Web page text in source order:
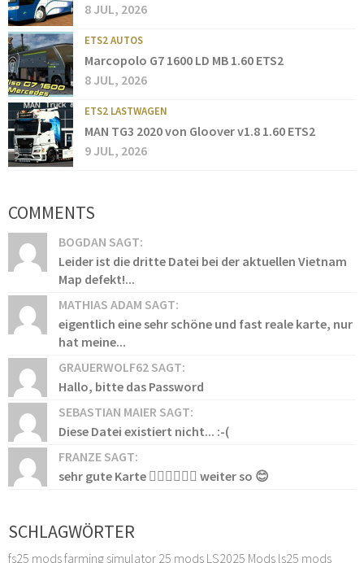
8 JUL, 2026
ETS2 AUTOS
Marcopolo G7 1600 LD MB 1.60 ETS2
8 JUL, 2026
ETS2 LASTWAGEN
MAN TG3 2020 von Gloover v1.8 1.60 ETS2
9 JUL, 2026
COMMENTS
BOGDAN SAGT:
Leider ist die dritte Datei bei der aktuellen Vietnam
Map defekt!...
MATHIAS ADAM SAGT:
eigentlich eine sehr schöne und fast reale karte, nur
hat meine...
GRAUERWOLF62 SAGT:
Hallo, bitte das Password
SEBASTIAN MAIER SAGT:
Diese Datei existiert nicht... :-(
FRANZE SAGT:
sehr gute Karte 👍🏻👍🏻👍🏻 weiter so 😊
SCHLAGWÖRTER
fs25 modsfarming simulator 25 mods LS2025 Mods ls25 mods